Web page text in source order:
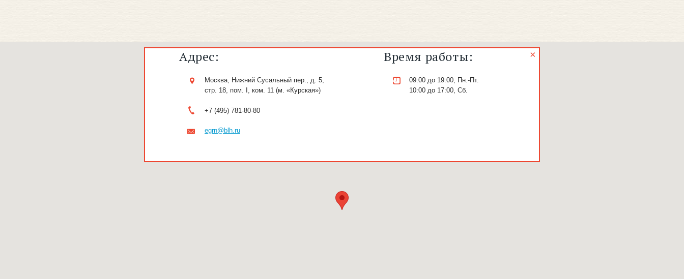
Адрес:
Москва, Нижний Сусальный пер., д. 5,
стр. 18, пом. I, ком. 11 (м. «Курская»)
+7 (495) 781-80-80
egrn@blh.ru
Время работы:
09:00 до 19:00, Пн.-Пт.
10:00 до 17:00, Сб.